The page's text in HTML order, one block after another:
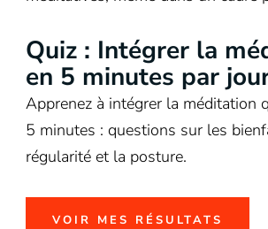
Quiz : Intégrer la
en 5 minutes par
Apprenez à intégrer la méditation
5 minutes : questions sur les
régularité et la posture.
VOIR MES RÉSULTATS